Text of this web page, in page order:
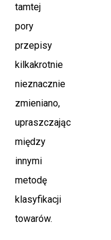
tamtej
pory
przepisy
kilkakrotnie
nieznacznie
zmieniano,
upraszczając
między
innymi
metodę
klasyfikacji
towarów.